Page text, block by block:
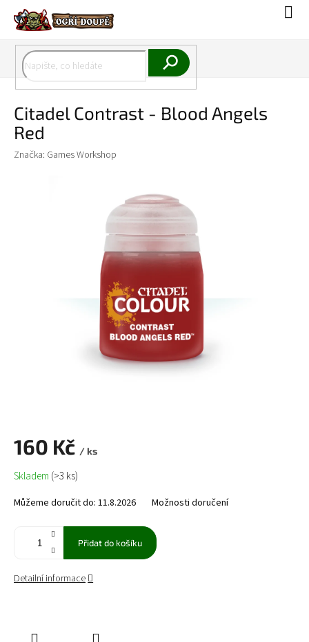
obsah
Citadel Contrast - Blood Angels
Red
Značka: Games Workshop
160 Kč / ks
Měrná
cena:
Skladem (>3 ks)
Můžeme doručit do: 11.8.2026 Možnosti doručení
Přidat do košíku
Detailní informace